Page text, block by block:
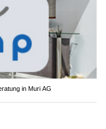
in Muri AG